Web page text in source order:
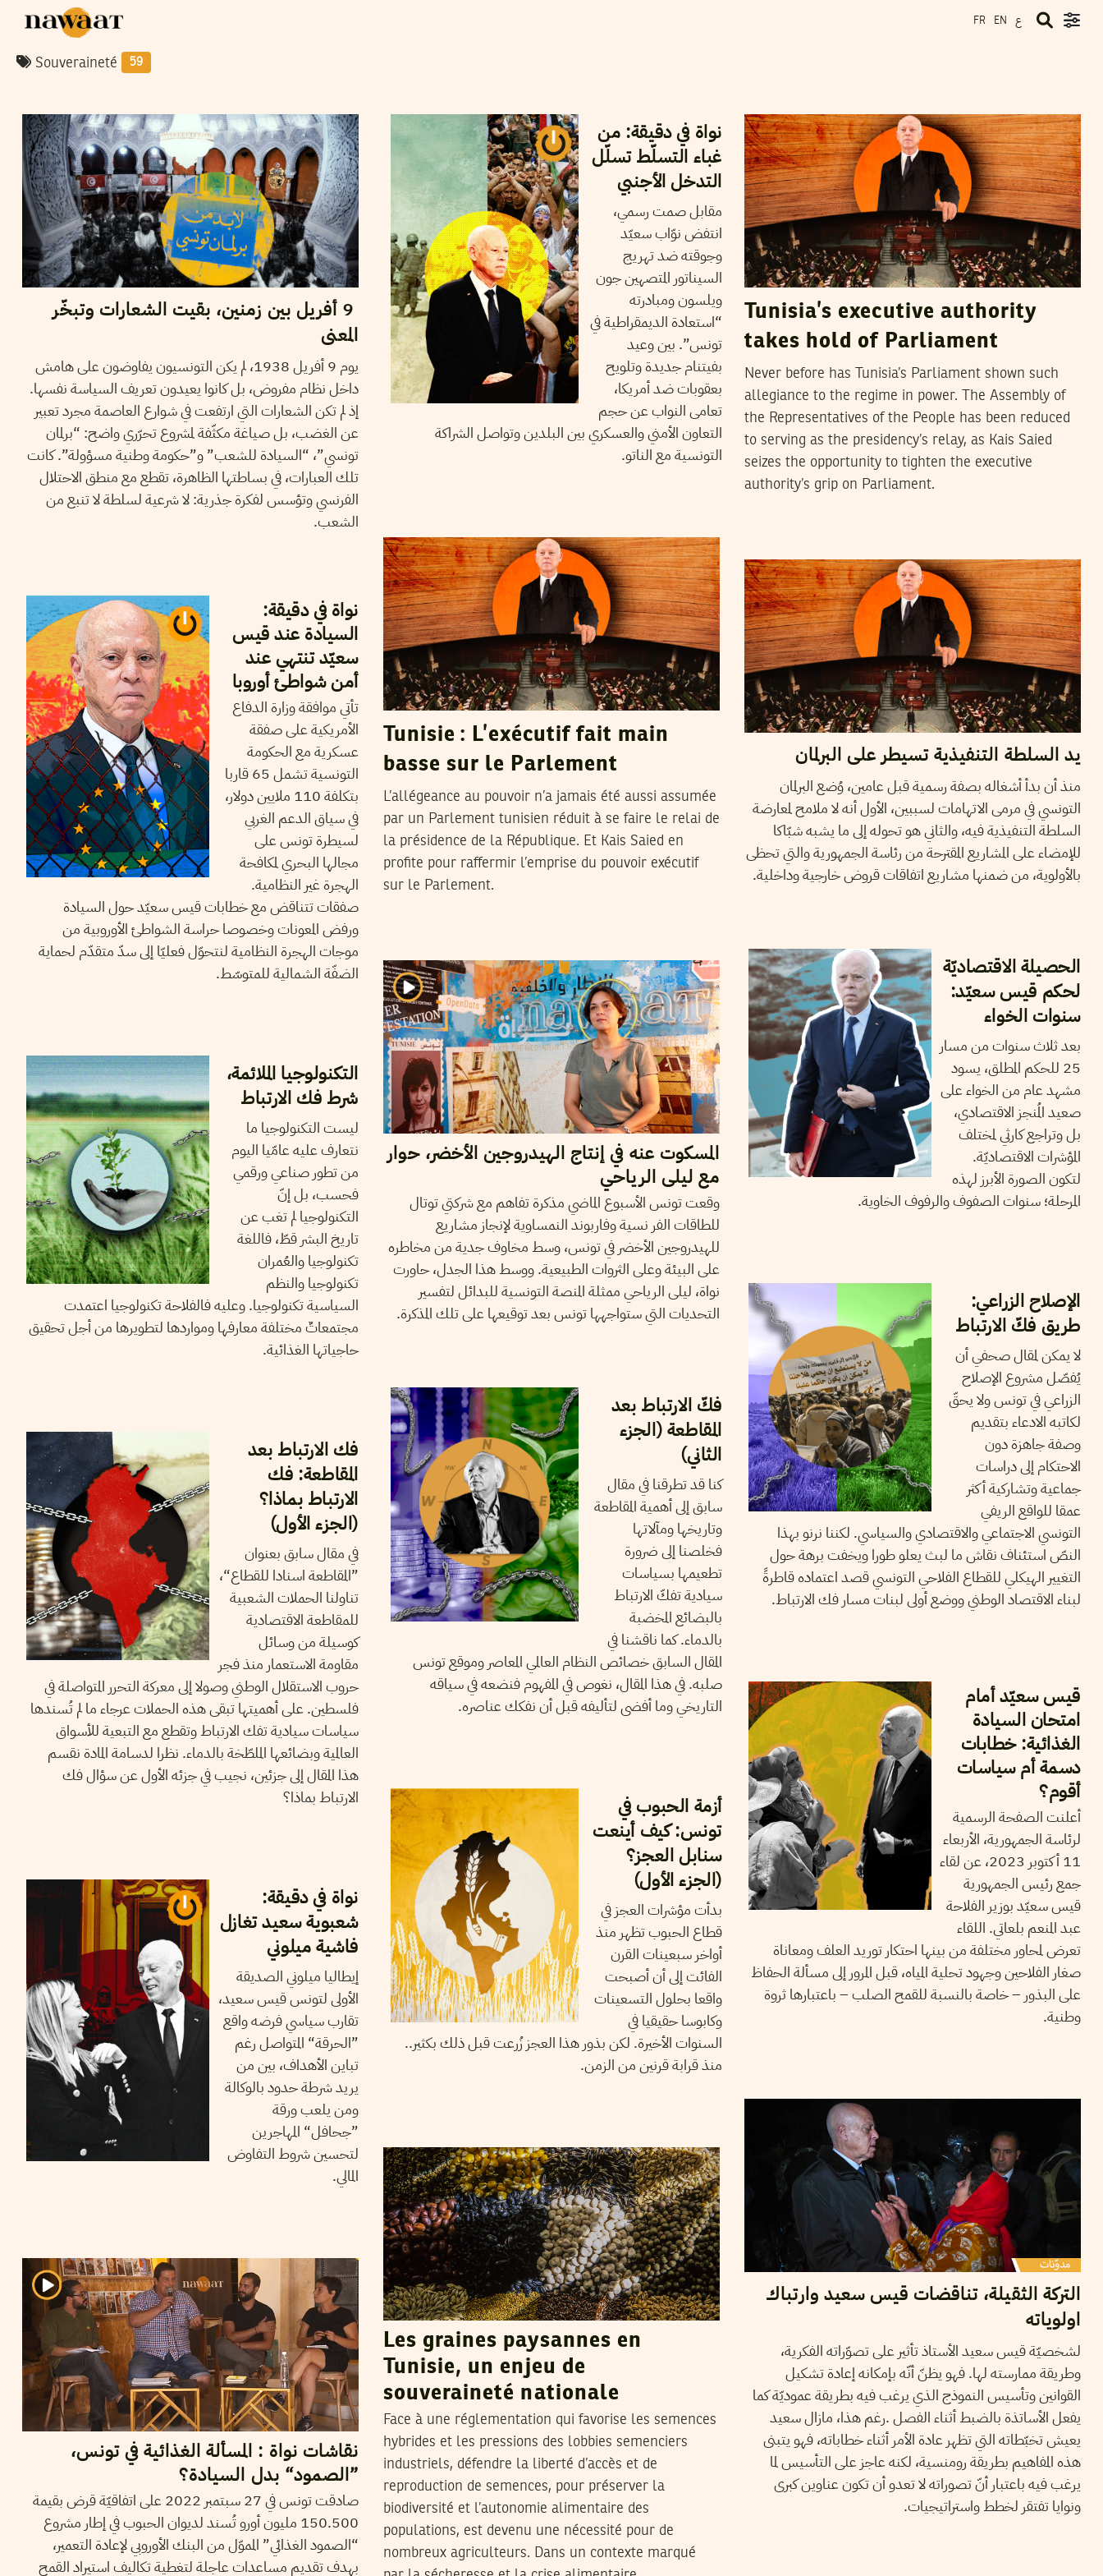
FR EN ع
Souveraineté 59
9 أفريل بين زمنين، بقيت الشعارات وتبخّر
المعنى
يوم 9 أفريل 1938، لم يكن التونسيون يفاوضون على هامش
داخل نظام مفروض، بل كانوا يعيدون تعريف السياسة نفسها.
إذ لم تكن الشعارات التي ارتفعت في شوارع العاصمة مجرد تعبير
عن الغضب، بل صياغة مكثّفة لمشروع تحرّري واضح: “برلمان
تونسي”، “السيادة للشعب” و”حكومة وطنية مسؤولة”. كانت
تلك العبارات، في بساطتها الظاهرة، تقطع مع منطق الاحتلال
الفرنسي وتؤسس لفكرة جذرية: لا شرعية لسلطة لا تنبع من
الشعب.
نواة في دقيقة: من
غباء التسلّط تسلّل
التدخل الأجنبي
مقابل صمت رسمي،
انتفض نوّاب سعيّد
وجوقته ضد تهريج
السيناتور المتصهين جون
ويلسون ومبادرته
“استعادة الديمقراطية في
تونس”. بين وعيد
بفيتنام جديدة وتلويح
بعقوبات ضد أمريكا،
تعامى النواب عن حجم
التعاون الأمني والعسكري بين البلدين وتواصل الشراكة
التونسية مع الناتو.
Tunisia’s executive authority
takes hold of Parliament
Never before has Tunisia’s Parliament shown such
allegiance to the regime in power. The Assembly of
the Representatives of the People has been reduced
to serving as the presidency’s relay, as Kais Saied
seizes the opportunity to tighten the executive
authority’s grip on Parliament.
Tunisie : L’exécutif fait main
basse sur le Parlement
L’allégeance au pouvoir n’a jamais été aussi assumée
par un Parlement tunisien réduit à se faire le relai de
la présidence de la République. Et Kais Saied en
profite pour raffermir l’emprise du pouvoir exécutif
sur le Parlement.
يد السلطة التنفيذية تسيطر على البرلمان
منذ أن بدأ أشغاله بصفة رسمية قبل عامين، وُضع البرلمان
التونسي في مرمى الاتهامات لسببين، الأول أنه لا ملامح لمعارضة
السلطة التنفيذية فيه، والثاني هو تحوله إلى ما يشبه شبّاكا
للإمضاء على المشاريع المقترحة من رئاسة الجمهورية والتي تحظى
بالأولوية، من ضمنها مشاريع اتفاقات قروض خارجية وداخلية.
نواة في دقيقة:
السيادة عند قيس
سعيّد تنتهي عند
أمن شواطئ أوروبا
تأتي موافقة وزارة الدفاع
الأمريكية على صفقة
عسكرية مع الحكومة
التونسية تشمل 65 قاربا
بتكلفة 110 ملايين دولار،
في سياق الدعم الغربي
لسيطرة تونس على
مجالها البحري لمكافحة
الهجرة غير النظامية.
صفقات تتناقض مع خطابات قيس سعيّد حول السيادة
ورفض المعونات وخصوصا حراسة الشواطئ الأوروبية من
موجات الهجرة النظامية لنتحوّل فعليّا إلى سدّ متقدّم لحماية
الضفّة الشمالية للمتوسّط.
الحصيلة الاقتصاديّة
لحكم قيس سعيّد:
سنوات الخواء
بعد ثلاث سنوات من مسار
25 للحكم المطلق، يسود
مشهد عام من الخواء على
صعيد المُنجز الاقتصادي،
بل وتراجع كارثي لمختلف
المؤشرات الاقتصاديّة.
لتكون الصورة الأبرز لهذه
المرحلة؛ سنوات الصفوف والرفوف الخاوية.
المسكوت عنه في إنتاج الهيدروجين الأخضر، حوار
مع ليلى الرياحي
وقعت تونس الأسبوع الماضي مذكرة تفاهم مع شركتي توتال
للطاقات الفر نسية وفاربوند النمساوية لإنجاز مشاريع
للهيدروجين الأخضر في تونس، وسط مخاوف جدية من مخاطره
على البيئة وعلى الثروات الطبيعية. ووسط هذا الجدل، حاورت
نواة، ليلى الرياحي ممثلة المنصة التونسية للبدائل لتفسير
التحديات التي ستواجهها تونس بعد توقيعها على تلك المذكرة.
التكنولوجيا الملائمة،
شرط فك الارتباط
ليست التكنولوجيا ما
نتعارف عليه عامّيا اليوم
من تطور صناعي ورقمي
فحسب، بل إنّ
التكنولوجيا لم تغب عن
تاريخ البشر قطّ، فاللغة
تكنولوجيا والعُمران
تكنولوجيا والنظم
السياسية تكنولوجيا. وعليه فالفلاحة تكنولوجيا اعتمدت
مجتمعاتٌ مختلفة معارفها ومواردها لتطويرها من أجل تحقيق
حاجياتها الغذائية.
الإصلاح الزراعي:
طريق فكّ الارتباط
لا يمكن لمقال صحفي أن
يُفصّل مشروع الإصلاح
الزراعي في تونس ولا يحقّ
لكاتبه الادعاء بتقديم
وصفة جاهزة دون
الاحتكام إلى دراسات
جماعية وتشاركية أكثر
عمقا للواقع الريفي
التونسي الاجتماعي والاقتصادي والسياسي. لكننا نرنو بهذا
النصّ استئناف نقاش ما لبث يعلو طورا ويخفت برهة حول
التغيير الهيكلي للقطاع الفلاحي التونسي قصد اعتماده قاطرةً
لبناء الاقتصاد الوطني ووضع أولى لبنات مسار فك الارتباط.
فكّ الارتباط بعد
المقاطعة (الجزء
الثاني)
كنا قد تطرقنا في مقال
سابق إلى أهمية المقاطعة
وتاريخها ومآلاتها
فخلصنا إلى ضرورة
تطعيمها بسياسات
سيادية تفكّ الارتباط
بالبضائع المخضبة
بالدماء. كما ناقشنا في
المقال السابق خصائص النظام العالمي المعاصر وموقع تونس
صلبه. في هذا المقال، نغوص في المفهوم فنضعه في سياقه
التاريخي وما أفضى لتأليفه قبل أن نفكك عناصره.
فك الارتباط بعد
المقاطعة: فك
الارتباط بماذا؟
(الجزء الأول)
في مقال سابق بعنوان
”المقاطعة اسنادا للقطاع“،
تناولنا الحملات الشعبية
للمقاطعة الاقتصادية
كوسيلة من وسائل
مقاومة الاستعمار منذ فجر
حروب الاستقلال الوطني وصولا إلى معركة التحرر المتواصلة في
فلسطين. على أهميتها تبقى هذه الحملات عرجاء ما لم تُسندها
سياسات سيادية تفك الارتباط وتقطع مع التبعية للأسواق
العالمية وبضائعها الملطّخة بالدماء. نظرا لدسامة المادة نقسم
هذا المقال إلى جزئين، نجيب في جزئه الأول عن سؤال فك
الارتباط بماذا؟
قيس سعيّد أمام
امتحان السيادة
الغذائية: خطابات
دسمة أم سياسات
أقوم؟
أعلنت الصفحة الرسمية
لرئاسة الجمهورية، الأربعاء
11 أكتوبر 2023، عن لقاء
جمع رئيس الجمهورية
قيس سعيّد بوزير الفلاحة
عبد المنعم بلعاتي. اللقاء
تعرض لمحاور مختلفة من بينها احتكار توريد العلف ومعاناة
صغار الفلاحين وجهود تحلية المياه، قبل المرور إلى مسألة الحفاظ
على البذور – خاصة بالنسبة للقمح الصلب – باعتبارها ثروة
وطنية.
أزمة الحبوب في
تونس: كيف أينعت
سنابل العجز؟
(الجزء الأول)
بدأت مؤشرات العجز في
قطاع الحبوب تظهر منذ
أواخر سبعينات القرن
الفائت إلى أن أصبحت
واقعا بحلول التسعينات
وكابوسا حقيقيا في
السنوات الأخيرة. لكن بذور هذا العجز زُرعت قبل ذلك بكثير..
منذ قرابة قرنين من الزمن.
نواة في دقيقة:
شعبوية سعيد تغازل
فاشية ميلوني
إيطاليا ميلوني الصديقة
الأولى لتونس قيس سعيد،
تقارب سياسي فرضه واقع
”الحرقة“ المتواصل رغم
تباين الأهداف، بين من
يريد شرطة حدود بالوكالة
ومن يلعب ورقة
”جحافل“ المهاجرين
لتحسين شروط التفاوض
المالي.
التركة الثقيلة، تناقضات قيس سعيد وارتباك
اولوياته
لشخصيّة قيس سعيد الأستاذ تأثير على تصوّراته الفكرية،
وطريقة ممارسته لها. فهو يظنّ أنّه بإمكانه إعادة تشكيل
القوانين وتأسيس النموذج الذي يرغب فيه بطريقة عموديّة كما
يفعل الأساتذة بالضبط أثناء الفصل .رغم هذا، مازال سعيد
يعيش تخبّطاته التي تظهر عادة الأمر أثناء خطاباته، فهو يتبنى
هذه المفاهيم بطريقة رومنسية، لكنه عاجز على التأسيس لما
يرغب فيه باعتبار أنّ تصوراته لا تعدو أن تكون عناوين كبرى
ونوايا تفتقر لخطط واستراتيجيات.
Les graines paysannes en
Tunisie, un enjeu de
souveraineté nationale
Face à une réglementation qui favorise les semences
hybrides et les pressions des lobbies semenciers
industriels, défendre la liberté d’accès et de
reproduction de semences, pour préserver la
biodiversité et l’autonomie alimentaire des
populations, est devenu une nécessité pour de
nombreux agriculteurs. Dans un contexte marqué
نقاشات نواة : المسألة الغذائية في تونس،
”الصمود“ بدل السيادة؟
صادقت تونس في 27 سبتمبر 2022 على اتفاقيّة قرض بقيمة
150.500 مليون أورو تُسند لديوان الحبوب في إطار مشروع
“الصمود الغذائي” المموّل من البنك الأوروبي لإعادة التعمير،
بهدف تقديم مساعدات عاجلة لتغطية تكاليف استيراد القمح